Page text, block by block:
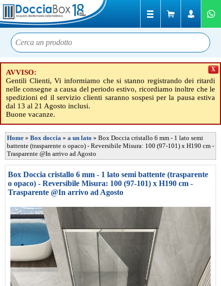
AVVISO:
Gentili Clienti, Vi informiamo che si stanno registrando dei ritardi
nelle consegne a causa del periodo estivo, ricordiamo inoltre che le
spedizioni ed il servizio clienti saranno sospesi per la pausa estiva
dal 13 al 21 Agosto inclusi.
Buone vacanze.
X
Home » Box doccia » a un lato » Box Doccia cristallo 6 mm - 1 lato semi
battente (trasparente o opaco) - Reversibile Misura: 100 (97-101) x H190 cm -
Trasparente @In arrivo ad Agosto
Box Doccia cristallo 6 mm - 1 lato semi battente (trasparente
o opaco) - Reversibile Misura: 100 (97-101) x H190 cm -
Trasparente @In arrivo ad Agosto